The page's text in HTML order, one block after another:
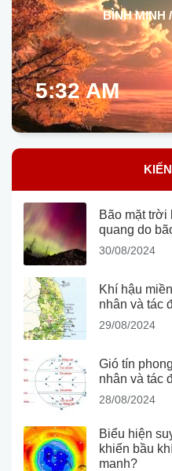
BÌNH MINH
5:32 AM
Bão mặt
quang do
30/08/2024
Khí hậu
nhân và tác
29/08/2024
Gió tín
nhân và tác
28/08/2024
Biểu hiện
khiến bầu
manh?